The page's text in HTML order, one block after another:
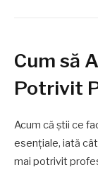
Cum să
Potrivit
Acum că știi ce
esențiale, iată
mai potrivit